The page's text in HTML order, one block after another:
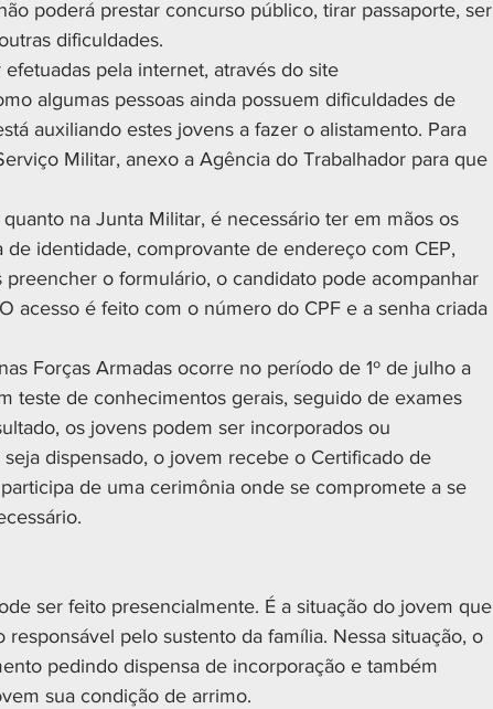
poderá prestar concurso público, tirar passaporte, ser
dificuldades.
pela internet, através do site
algumas pessoas ainda possuem dificuldades de
auxiliando estes jovens a fazer o alistamento. Para
Militar, anexo a Agência do Trabalhador para que
na Junta Militar, é necessário ter em mãos os
de identidade, comprovante de endereço com CEP,
o formulário, o candidato pode acompanhar
acesso é feito com o número do CPF e a senha criada
Forças Armadas ocorre no período de 1º de julho a
teste de conhecimentos gerais, seguido de exames
os jovens podem ser incorporados ou
dispensado, o jovem recebe o Certificado de
de uma cerimônia onde se compromete a se
ser feito presencialmente. É a situação do jovem que
pelo sustento da família. Nessa situação, o
pedindo dispensa de incorporação e também
sua condição de arrimo.